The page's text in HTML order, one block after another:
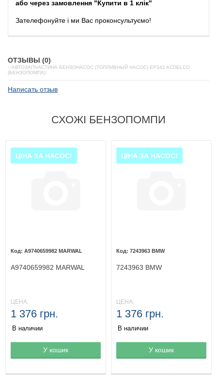
або через замовлення "Купити в 1 клік"
Зателефонуйте і ми Вас проконсультуємо!
ОТЗЫВЫ (0)
✅АВТОЗАПЧАСТИНА БЕНЗОНАСОС (ТОПЛИВНЫЙ НАСОС) EP342 ACDELCO
(БЕНЗОПОМПА)
Написать отзыв
СХОЖІ БЕНЗОПОМПИ
Товар в корзине
ЦІНА ЗА НАСОС!
A9740659982 MARWAL
A9740659982 MARWAL
ЦЕНА:
1 376 грн.
В наличии
У кошик Товар в корзине
ЦІНА ЗА НАСОС!
7243963 BMW
7243963 BMW
ЦЕНА:
1 376 грн.
В наличии
У кошик